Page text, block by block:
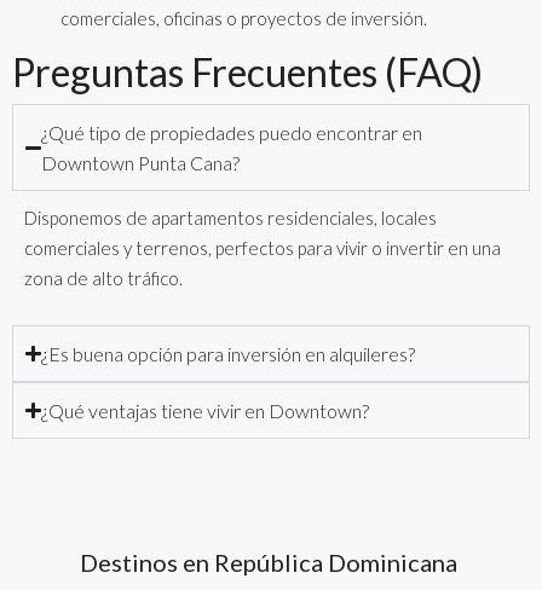
comerciales, oficinas o proyectos de inversión.
Preguntas Frecuentes (FAQ)
¿Qué tipo de propiedades puedo encontrar en
Downtown Punta Cana?
Disponemos de apartamentos residenciales, locales
comerciales y terrenos, perfectos para vivir o invertir en una
zona de alto tráfico.
¿Es buena opción para inversión en alquileres?
¿Qué ventajas tiene vivir en Downtown?
Destinos en República Dominicana